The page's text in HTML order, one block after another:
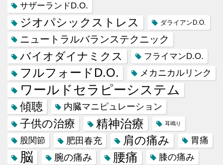
サザーランドD.O.
ジオパシックストレス ダライアンD.O.
ニュートラルバランステクニック
バイオダイナミクス フライマンD.O.
フルフォードD.O. メカニカルリンク
ワールドセラピーシステム
傾聴 内臓マニピュレーション
子供の治療 精神治療 耳鳴り
股関節 肥田春充 肩の痛み 胃痛
脳 腕の痛み 腰痛 膝の痛み